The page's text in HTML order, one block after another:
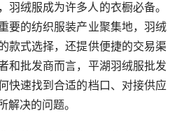
羽绒服成为许多人的衣橱必备。
要的纺织服装产业聚集地，羽绒
款式选择，还提供便捷的交易渠
和批发商而言，平湖羽绒服批发
快速找到合适的档口、对接供应
解决的问题。